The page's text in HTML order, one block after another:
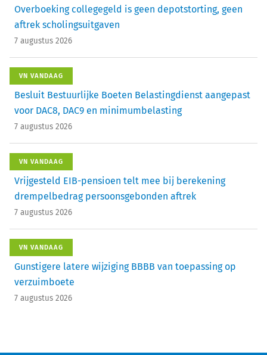
Overboeking collegegeld is geen depotstorting, geen
aftrek scholingsuitgaven
7 augustus 2026
VN VANDAAG
Besluit Bestuurlijke Boeten Belastingdienst aangepast
voor DAC8, DAC9 en minimumbelasting
7 augustus 2026
VN VANDAAG
Vrijgesteld EIB-pensioen telt mee bij berekening
drempelbedrag persoonsgebonden aftrek
7 augustus 2026
VN VANDAAG
Gunstigere latere wijziging BBBB van toepassing op
verzuimboete
7 augustus 2026